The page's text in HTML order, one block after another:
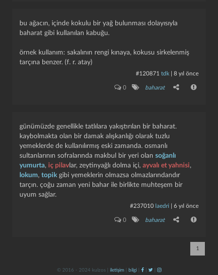
bu ağacın, içinde kokulu bir yağ bulunması dolayısıyla
baharat gibi kullanılan kabuğu.
örnek kullanım: sakalının rengi kınaya, kokusu sirkelenmiş
tarçına benzer. (f. r. atay)
#120871 tdk 8 yıl önce
0 baharat
günümüzde genellikle tatlılara yakıştırılan bir baharat.
kaybolmakta olan bir damak alışkanlığı olarak tuzlu
yemeklerde de kullanılırmış eski zamanda. osmanlı
sultanlarının sofralarında makbul bir yeri olan soğanlı
yumurta, iç pilav lar, zeytinyağlı dolma içi, ayvalı et yahnisi,
lokum, topikgibi yemeklerin olmazsa olmazlarındandır
tarçın. çoğu zaman yeni bahar ile birlikte muhteşem bir
uyum sağlar.
#237010 laedri 6 yıl önce
0 baharat
1
© 2016 - 2024 kulzos | iletişim| bilgi| | |